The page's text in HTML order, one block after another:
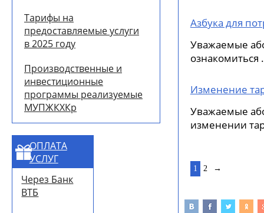
Тарифы на
предоставляемые услуги
в 2025 году
Производственные и
инвестиционные
программы реализуемые
МУПЖКХКр
ОПЛАТА
УСЛУГ
Через Банк
ВТБ
Азбука для
Уважаемые
ознакомиться
Изменение
Уважаемые
изменении
1 2 →